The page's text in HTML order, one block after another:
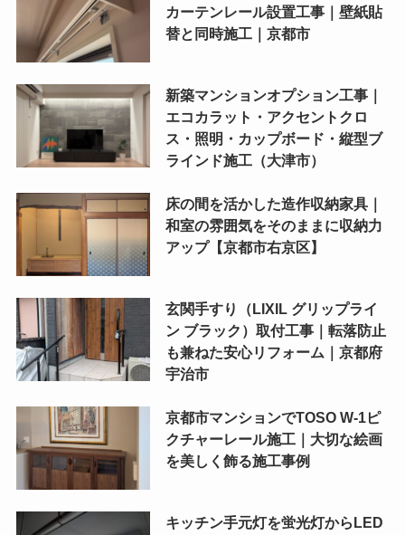
カーテンレール設置工事｜壁紙貼
替と同時施工｜京都市
新築マンションオプション工事｜
エコカラット・アクセントクロ
ス・照明・カップボード・縦型ブ
ラインド施工（大津市）
床の間を活かした造作収納家具｜
和室の雰囲気をそのままに収納力
アップ【京都市右京区】
玄関手すり（LIXIL グリップライ
ン ブラック）取付工事｜転落防止
も兼ねた安心リフォーム｜京都府
宇治市
京都市マンションでTOSO W-1ピ
クチャーレール施工｜大切な絵画
を美しく飾る施工事例
キッチン手元灯を蛍光灯からLED